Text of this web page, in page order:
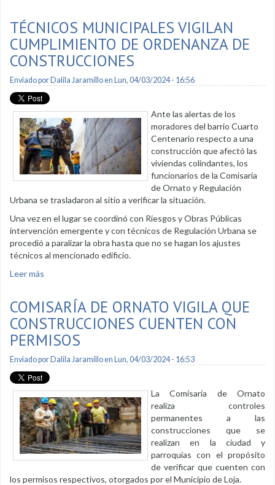
TÉCNICOS MUNICIPALES VIGILAN
CUMPLIMIENTO DE ORDENANZA DE
CONSTRUCCIONES
Enviado por Dalila Jaramilloen Lun, 04/03/2024 - 16:56
Ante las alertas de los
moradores del barrio Cuarto
Centenario respecto a una
construcción que afectó las
viviendas colindantes, los
funcionarios de la Comisaría
de Ornato y Regulación
Urbana se trasladaron al sitio a verificar la situación.
Una vez en el lugar se coordinó con Riesgos y Obras Públicas
intervención emergente y con técnicos de Regulación Urbana se
procedió a paralizar la obra hasta que no se hagan los ajustes
técnicos al mencionado edificio.
Leer más
COMISARÍA DE ORNATO VIGILA QUE
CONSTRUCCIONES CUENTEN CON
PERMISOS
Enviado por Dalila Jaramilloen Lun, 04/03/2024 - 16:53
La Comisaría de Ornato
realiza controles
permanentes a las
construcciones que se
realizan en la ciudad y
parroquias con el propósito
de verificar que cuenten con
los permisos respectivos, otorgados por el Municipio de Loja.